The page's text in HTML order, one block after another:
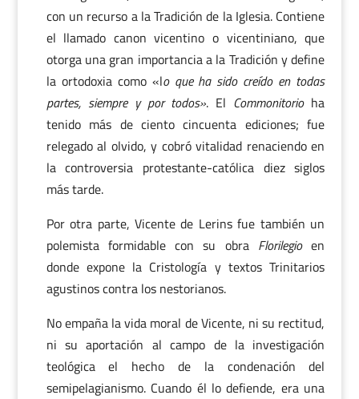
con un recurso a la Tradición de la Iglesia. Contiene
el llamado canon vicentino o vicentiniano, que
otorga una gran importancia a la Tradición y define
la ortodoxia como «lo que ha sido creído en todas
partes, siempre y por todos». El Commonitorioha
tenido más de ciento cincuenta ediciones; fue
relegado al olvido, y cobró vitalidad renaciendo en
la controversia protestante-católica diez siglos
más tarde.
Por otra parte, Vicente de Lerins fue también un
polemista formidable con su obra Florilegioen
donde expone la Cristología y textos Trinitarios
agustinos contra los nestorianos.
No empaña la vida moral de Vicente, ni su rectitud,
ni su aportación al campo de la investigación
teológica el hecho de la condenación del
semipelagianismo. Cuando él lo defiende, era una